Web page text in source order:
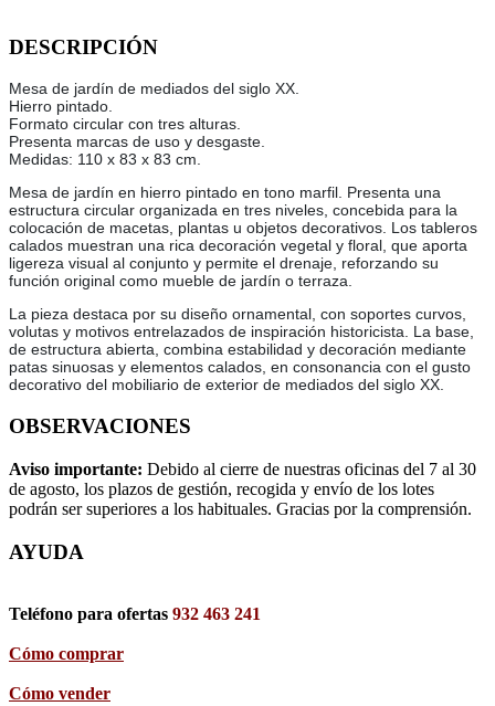
DESCRIPCIÓN
Mesa de jardín de mediados del siglo XX.
Hierro pintado.
Formato circular con tres alturas.
Presenta marcas de uso y desgaste.
Medidas: 110 x 83 x 83 cm.
Mesa de jardín en hierro pintado en tono marfil. Presenta una
estructura circular organizada en tres niveles, concebida para la
colocación de macetas, plantas u objetos decorativos. Los tableros
calados muestran una rica decoración vegetal y floral, que aporta
ligereza visual al conjunto y permite el drenaje, reforzando su
función original como mueble de jardín o terraza.
La pieza destaca por su diseño ornamental, con soportes curvos,
volutas y motivos entrelazados de inspiración historicista. La base,
de estructura abierta, combina estabilidad y decoración mediante
patas sinuosas y elementos calados, en consonancia con el gusto
decorativo del mobiliario de exterior de mediados del siglo XX.
OBSERVACIONES
Aviso importante: Debido al cierre de nuestras oficinas del 7 al 30
de agosto, los plazos de gestión, recogida y envío de los lotes
podrán ser superiores a los habituales. Gracias por la comprensión.
AYUDA
Teléfono para ofertas 932 463 241
Cómo comprar
Cómo vender